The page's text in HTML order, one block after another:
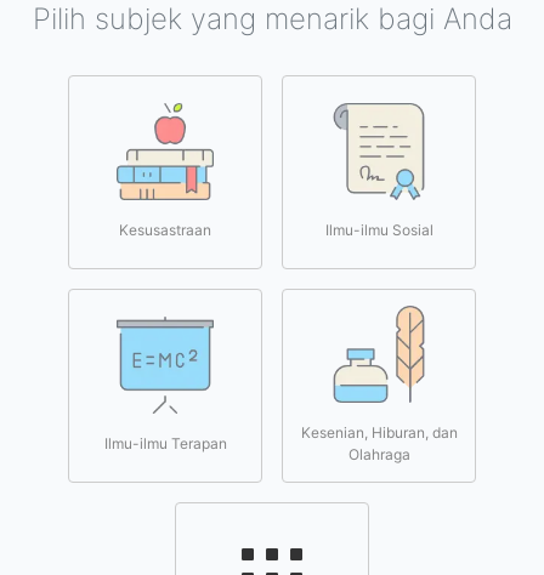
Pilih subjek yang menarik bagi Anda
Kesusastraan Ilmu-ilmu Sosial
Ilmu-ilmu Terapan
Kesenian, Hiburan, dan
Olahraga